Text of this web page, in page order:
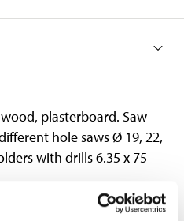
plasterboard. Saw
hole saws Ø 19, 22,
with drills 6.35 x 75